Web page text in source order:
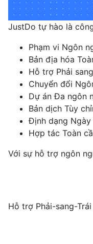
JustDo tự hào là
Phạm vi Ngôn
Bản địa hóa
Hỗ trợ Phải
Chuyển đổi
Dự án Đa ngôn
Bản dịch Tùy
Định dạng
Hợp tác Toàn
Với sự hỗ trợ ngôn
Hỗ trợ Phải-sang-